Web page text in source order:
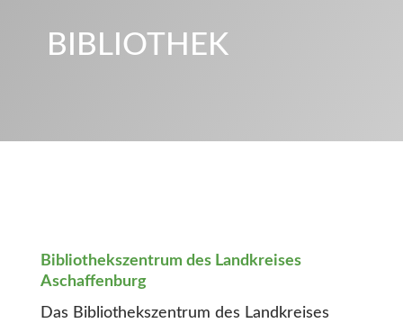
BIBLIOTHEK
Bibliothekszentrum des Landkreises
Aschaffenburg
Das Bibliothekszentrum des Landkreises